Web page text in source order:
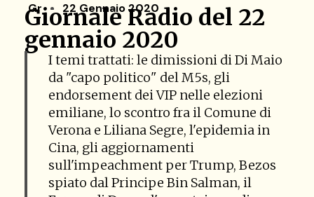
Gr 22 Gennaio 2020
Giornale Radio del 22
gennaio 2020
I temi trattati: le dimissioni di Di Maio
da "capo politico" del M5s, gli
endorsement dei VIP nelle elezioni
emiliane, lo scontro fra il Comune di
Verona e Liliana Segre, l'epidemia in
Cina, gli aggiornamenti
sull'impeachment per Trump, Bezos
spiato dal Principe Bin Salman, il